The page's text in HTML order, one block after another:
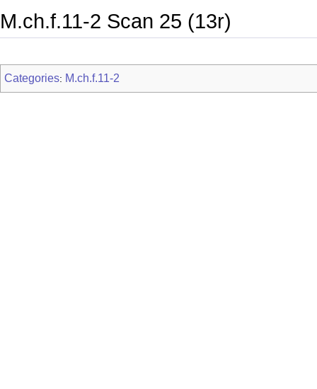
M.ch.f.11-2 Scan 25 (13r)
Categories: M.ch.f.11-2